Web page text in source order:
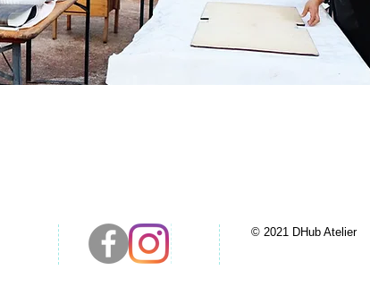
© 2021 DHub Atelier